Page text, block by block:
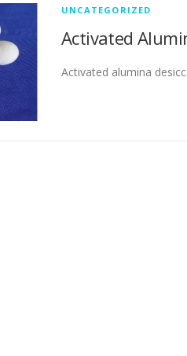
UNCATEGORIZED
Activated
Activated alumina